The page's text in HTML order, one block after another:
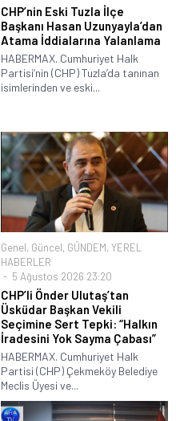
CHP’nin Eski Tuzla İlçe
Başkanı Hasan Uzunyayla’dan
Atama İddialarına Yalanlama
HABERMAX. Cumhuriyet Halk
Partisi’nin (CHP) Tuzla’da tanınan
isimlerinden ve eski...
Genel, Güncel, GÜNDEM, YEREL
HABERLER
5 Ağustos 2026 23:20
CHP’li Önder Ulutaş’tan
Üsküdar Başkan Vekili
Seçimine Sert Tepki: “Halkın
İradesini Yok Sayma Çabası”
HABERMAX. Cumhuriyet Halk
Partisi (CHP) Çekmeköy Belediye
Meclis Üyesi ve...